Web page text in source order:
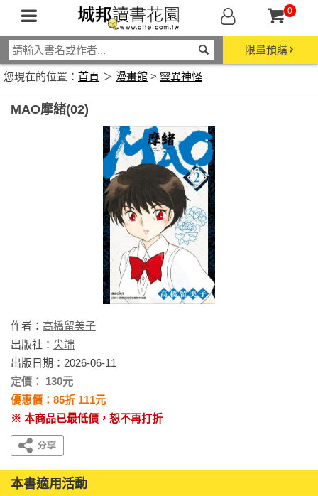
0
限量預購
您現在的位置： 首頁 ＞ 漫畫館 > 靈異神怪
MAO摩緒(02)
作者： 高橋留美子
出版社： 尖端
出版日期：2026-06-11
定價： 130元
優惠價：85折 111元
※ 本商品已最低價，恕不再打折
本書適用活動